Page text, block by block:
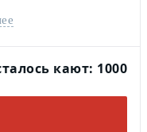
кают: 1000